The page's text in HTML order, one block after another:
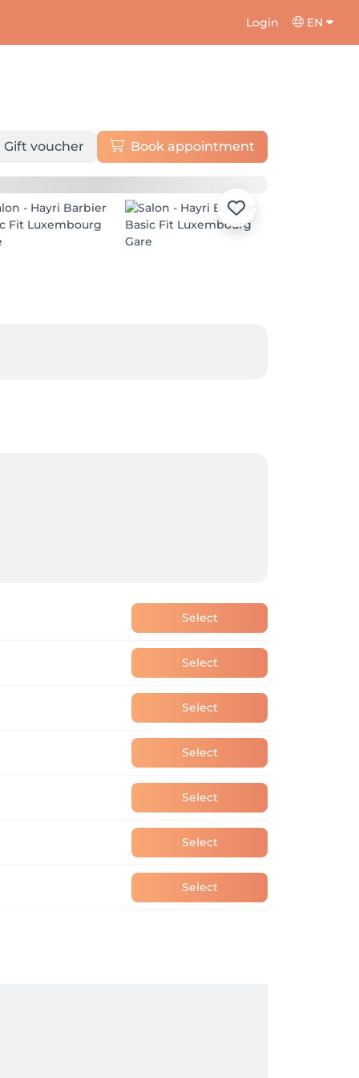
Login EN
Gift voucher Book appointment
Select
Select
Select
Select
Select
Select
Select